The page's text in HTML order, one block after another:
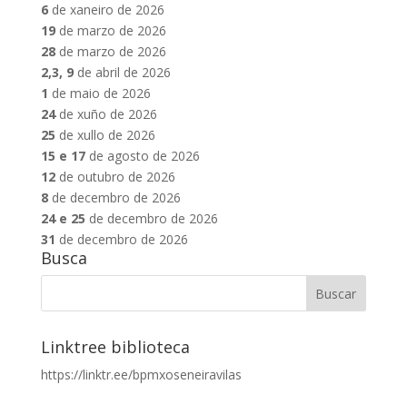
6de xaneiro de 2026
19de marzo de 2026
28de marzo de 2026
2,3, 9de abril de 2026
1 de maio de 2026
24 de xuño de 2026
25 de xullo de 2026
15 e 17de agosto de 2026
12 de outubro de 2026
8de decembro de 2026
24 e 25 de decembro de 2026
31 de decembro de 2026
Busca
Linktree biblioteca
https://linktr.ee/bpmxoseneiravilas